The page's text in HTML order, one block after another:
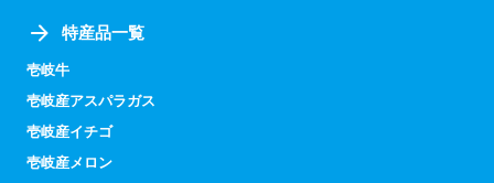
特産品一覧
壱岐牛
壱岐産アスパラガス
壱岐産イチゴ
壱岐産メロン